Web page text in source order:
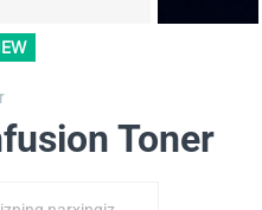
Toner